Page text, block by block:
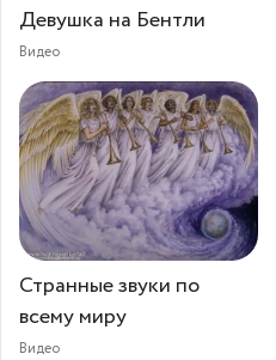
Девушка на Бентли
Видео
Странные звуки по
всему миру
Видео